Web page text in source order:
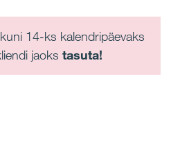
14-ks kalendripäevaks
jaoks tasuta!